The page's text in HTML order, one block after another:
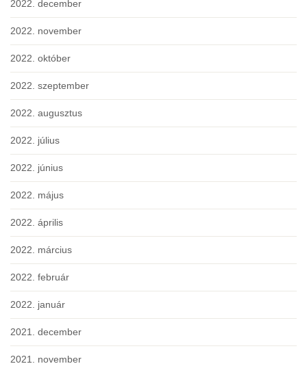
2022. december
2022. november
2022. október
2022. szeptember
2022. augusztus
2022. július
2022. június
2022. május
2022. április
2022. március
2022. február
2022. január
2021. december
2021. november